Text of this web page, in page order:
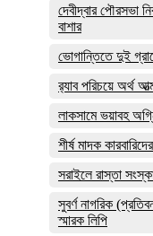
দেবীদ্বার পৌরসভা
বাশার
ভোগান্তিতে দুই
র‌্যাব পরিচয়ে অর্থ
লাকসামে ভয়াবহ
শীর্ষ মাদক
সরাইলে রাস্তা
সুবর্ণ নাগরিক
স্মারক লিপি